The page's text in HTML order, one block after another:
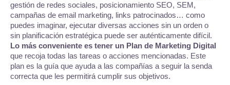
gestión de redes sociales, posicionamiento SEO, SEM,
campañas de email marketing, links patrocinados… como
puedes imaginar, ejecutar diversas acciones sin un orden o
sin planificación estratégica puede ser auténticamente difícil.
Lo más conveniente es tener un Plan de Marketing Digital
que recoja todas las tareas o acciones mencionadas. Este
plan es la guía que ayuda a las compañías a seguir la senda
correcta que les permitirá cumplir sus objetivos.